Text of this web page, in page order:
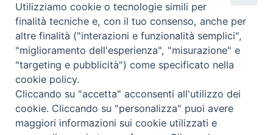
INVIA
Utilizziamo cookie o tecnologie simili per
finalità tecniche e, con il tuo consenso, anche per
altre finalità ("interazioni e funzionalità semplici",
"miglioramento dell'esperienza", "misurazione" e
"targeting e pubblicità") come specificato nella
cookie policy.
Cliccando su "accetta" acconsenti all'utilizzo dei
cookie. Cliccando su "personalizza" puoi avere
maggiori informazioni sui cookie utilizzati e